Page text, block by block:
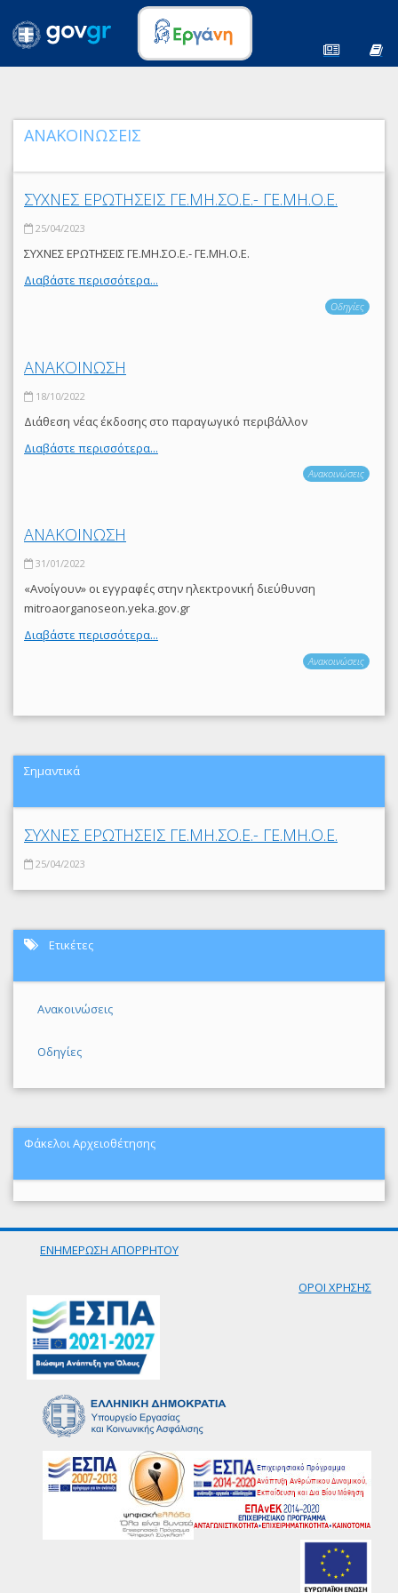
ΑΝΑΚΟΙΝΩΣΕΙΣ
ΣΥΧΝΕΣ ΕΡΩΤΗΣΕΙΣ ΓΕ.ΜΗ.ΣΟ.Ε.- ΓΕ.ΜΗ.Ο.Ε.
25/04/2023
ΣΥΧΝΕΣ ΕΡΩΤΗΣΕΙΣ ΓΕ.ΜΗ.ΣΟ.Ε.- ΓΕ.ΜΗ.Ο.Ε.
Διαβάστε περισσότερα...
Οδηγίες
ΑΝΑΚΟΙΝΩΣΗ
18/10/2022
Διάθεση νέας έκδοσης στο παραγωγικό περιβάλλον
Διαβάστε περισσότερα...
Ανακοινώσεις
ΑΝΑΚΟΙΝΩΣΗ
31/01/2022
«Ανοίγουν» οι εγγραφές στην ηλεκτρονική διεύθυνση
mitroaorganoseon.yeka.gov.gr
Διαβάστε περισσότερα...
Ανακοινώσεις
Σημαντικά
ΣΥΧΝΕΣ ΕΡΩΤΗΣΕΙΣ ΓΕ.ΜΗ.ΣΟ.Ε.- ΓΕ.ΜΗ.Ο.Ε.
25/04/2023
Ετικέτες
Ανακοινώσεις
Οδηγίες
Φάκελοι Αρχειοθέτησης
ΕΝΗΜΕΡΩΣΗ ΑΠΟΡΡΗΤΟΥ
ΟΡΟΙ ΧΡΗΣΗΣ